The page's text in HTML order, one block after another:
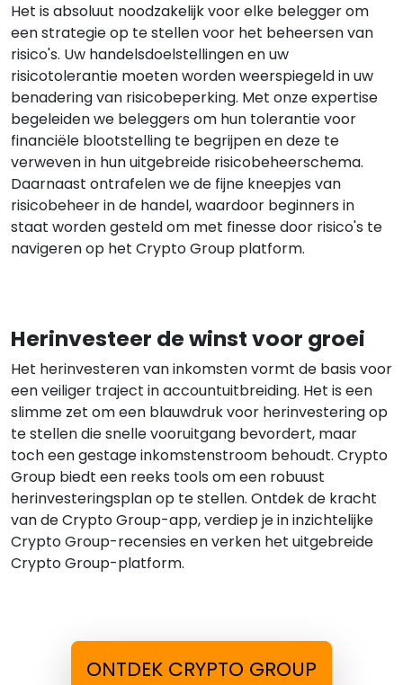
Het is absoluut noodzakelijk voor elke belegger om
een strategie op te stellen voor het beheersen van
risico's. Uw handelsdoelstellingen en uw
risicotolerantie moeten worden weerspiegeld in uw
benadering van risicobeperking. Met onze expertise
begeleiden we beleggers om hun tolerantie voor
financiële blootstelling te begrijpen en deze te
verweven in hun uitgebreide risicobeheerschema.
Daarnaast ontrafelen we de fijne kneepjes van
risicobeheer in de handel, waardoor beginners in
staat worden gesteld om met finesse door risico's te
navigeren op het Crypto Group platform.
Herinvesteer de winst voor groei
Het herinvesteren van inkomsten vormt de basis voor
een veiliger traject in accountuitbreiding. Het is een
slimme zet om een blauwdruk voor herinvestering op
te stellen die snelle vooruitgang bevordert, maar
toch een gestage inkomstenstroom behoudt. Crypto
Group biedt een reeks tools om een robuust
herinvesteringsplan op te stellen. Ontdek de kracht
van de Crypto Group-app, verdiep je in inzichtelijke
Crypto Group-recensies en verken het uitgebreide
Crypto Group-platform.
ONTDEK CRYPTO GROUP